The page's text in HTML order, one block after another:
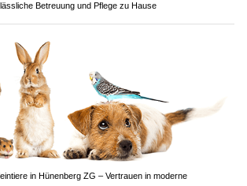
Betreuung und Pflege zu Hause
in Hünenberg ZG – Vertrauen in moderne